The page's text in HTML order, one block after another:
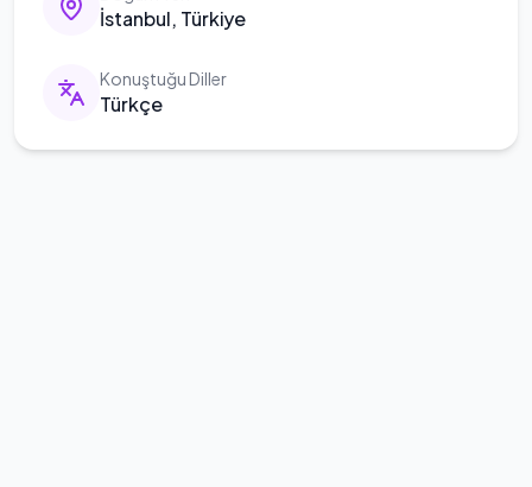
İstanbul, Türkiye
Konuştuğu Diller
Türkçe